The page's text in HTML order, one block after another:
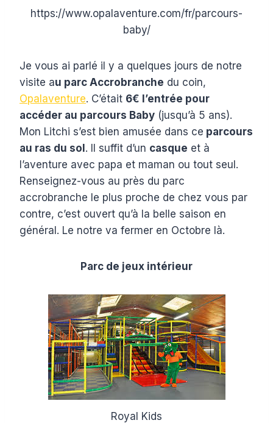
https://www.opalaventure.com/fr/parcours-
baby/
Je vous ai parlé il y a quelques jours de notre
visite au parc Accrobranche du coin,
Opalaventure. C’était 6€ l’entrée pour
accéder au parcours Baby (jusqu’à 5 ans).
Mon Litchi s’est bien amusée dans ce parcours
au ras du sol . Il suffit d’un casque et à
l’aventure avec papa et maman ou tout seul.
Renseignez-vous au près du parc
accrobranche le plus proche de chez vous par
contre, c’est ouvert qu’à la belle saison en
général. Le notre va fermer en Octobre là.
Parc de jeux intérieur
Royal Kids